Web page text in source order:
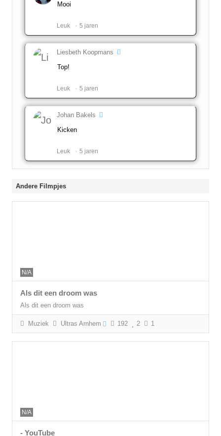
Mooi
Leuk ️ 5 jaren
Liesbeth Koopmans
Top!
Leuk ️ 5 jaren
Johan Bakels
Kicken
Leuk ️ 5 jaren
Andere Filmpjes
N/A
Als dit een droom was
Als dit een droom was
Muziek Ultras Arnhem 192 2 1
N/A
- YouTube